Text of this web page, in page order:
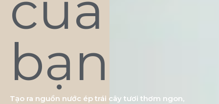
bạn
Tạo ra nguồn nước ép trái cây tươi thơm ngon,